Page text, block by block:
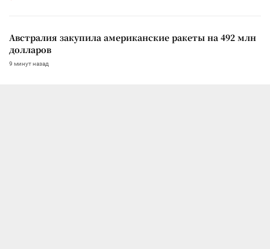
Австралия закупила американские ракеты на 492 млн
долларов
9 минут назад